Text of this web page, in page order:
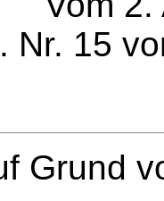
Nr. 15
Grund